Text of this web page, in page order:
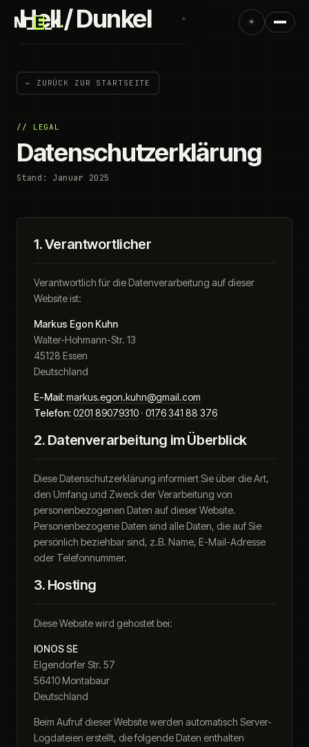
M_ E_K . ☀
Hell / Dunkel ☀
← ZURÜCK ZUR STARTSEITE
// LEGAL
Datenschutzerklärung
Stand: Januar 2025
1. Verantwortlicher
Verantwortlich für die Datenverarbeitung auf dieser
Website ist:
Markus Egon Kuhn
Walter-Hohmann-Str. 13
45128 Essen
Deutschland
E-Mail:markus.egon.kuhn@gmail.com
Telefon:0201 89079310 · 0176 341 88 376
2. Datenverarbeitung im Überblick
Diese Datenschutzerklärung informiert Sie über die Art,
den Umfang und Zweck der Verarbeitung von
personenbezogenen Daten auf dieser Website.
Personenbezogene Daten sind alle Daten, die auf Sie
persönlich beziehbar sind, z.B. Name, E-Mail-Adresse
oder Telefonnummer.
3. Hosting
Diese Website wird gehostet bei:
IONOS SE
Elgendorfer Str. 57
56410 Montabaur
Deutschland
Beim Aufruf dieser Website werden automatisch Server-
Logdateien erstellt, die folgende Daten enthalten